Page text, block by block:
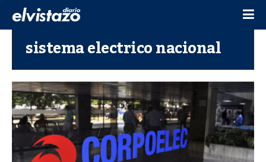
sistema electrico nacional